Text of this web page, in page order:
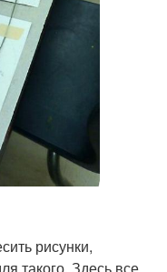
рисунки,
такого. Здесь все